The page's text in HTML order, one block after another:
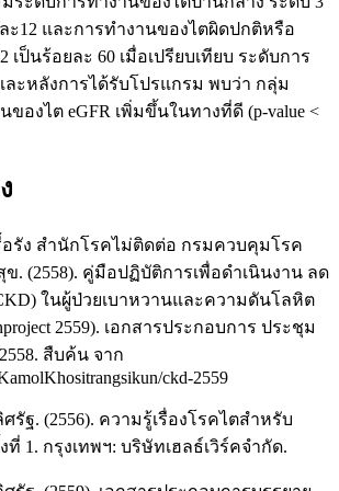
ะ12 และการทำงานของไตผิดปกติหรือ
เป็นร้อยละ 60 เมื่อเปรียบเทียบ ระดับการ
ะหลังการได้รับโปรแกรม พบว่า กลุ่ม
ของไต eGFR เพิ่มขึ้นในทางที่ดี (p-value <
รัง สำนักโรคไม่ติดต่อ กรมควบคุมโรค
. (2558). คู่มือปฏิบัติการเพื่อดำเนินงาน ลด
ในผู้ป่วยเบาหวานและความดันโลหิต
2559). เอกสารประกอบการ ประชุม
สืบค้น จาก
ckd-2559
ฐ. (2556). ความรู้เรื่องโรคไตสำหรับ
1. กรุงเทพฯ: บริษัทเฮลธ์เวิร์คจำกัด.